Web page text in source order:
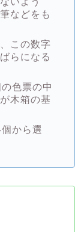
などをも
この数字
らになる
色票の中
木箱の基
から選